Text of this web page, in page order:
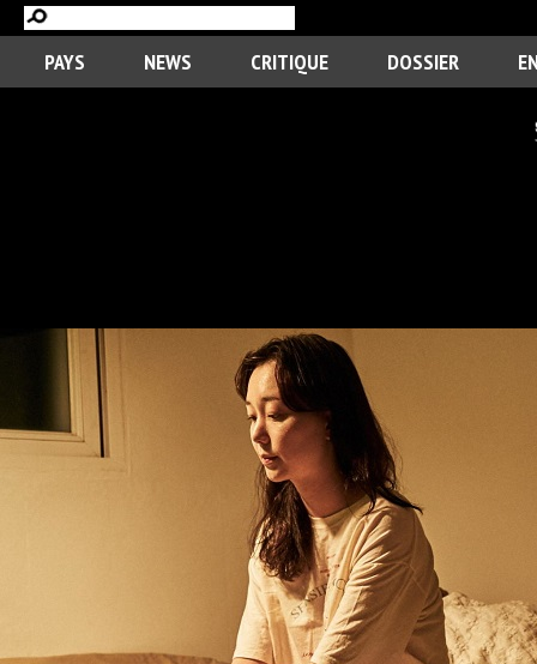
PAYS NEWS CRITIQUE DOSSIER